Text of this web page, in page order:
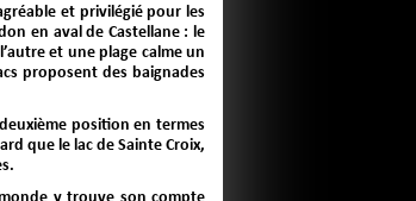
et privilégié pour les
en aval de Castellane : le
et une plage calme un
proposent des baignades
position en termes
que le lac de Sainte Croix,